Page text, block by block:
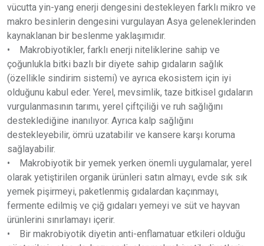
vücutta yin-yang enerji dengesini destekleyen farklı mikro ve
makro besinlerin dengesini vurgulayan Asya geleneklerinden
kaynaklanan bir beslenme yaklaşımıdır.
• Makrobiyotikler, farklı enerji niteliklerine sahip ve
çoğunlukla bitki bazlı bir diyete sahip gıdaların sağlık
(özellikle sindirim sistemi) ve ayrıca ekosistem için iyi
olduğunu kabul eder. Yerel, mevsimlik, taze bitkisel gıdaların
vurgulanmasının tarımı, yerel çiftçiliği ve ruh sağlığını
desteklediğine inanılıyor. Ayrıca kalp sağlığını
destekleyebilir, ömrü uzatabilir ve kansere karşı koruma
sağlayabilir.
• Makrobiyotik bir yemek yerken önemli uygulamalar, yerel
olarak yetiştirilen organik ürünleri satın almayı, evde sık sık
yemek pişirmeyi, paketlenmiş gıdalardan kaçınmayı,
fermente edilmiş ve çiğ gıdaları yemeyi ve süt ve hayvan
ürünlerini sınırlamayı içerir.
• Bir makrobiyotik diyetin anti-enflamatuar etkileri olduğu